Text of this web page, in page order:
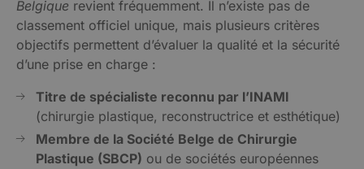
Belgique revient fréquemment. Il n’existe pas de
classement officiel unique, mais plusieurs critères
objectifs permettent d’évaluer la qualité et la sécurité
d’une prise en charge :
Titre de spécialiste reconnu par l’INAMI
(chirurgie plastique, reconstructrice et esthétique)
Membre de la Société Belge de Chirurgie
Plastique (SBCP) ou de sociétés européennes